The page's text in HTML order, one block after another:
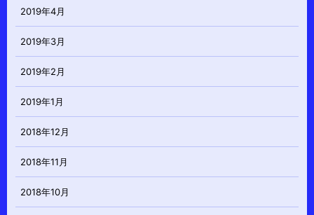
2019年4月
2019年3月
2019年2月
2019年1月
2018年12月
2018年11月
2018年10月